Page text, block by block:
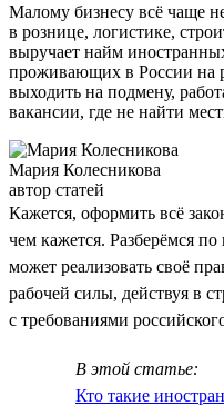
Малому бизнесу всё чаще
в рознице, логистике,
выручает найм
проживающих в России на
выходить на подмену,
вакансии, где не найти
Мария Колесникова
автор статей
Кажется, оформить всё
чем кажется. Разберёмся
может реализовать своё
рабочей силы, действуя в
с требованиями
В этой статье:
Кто такие